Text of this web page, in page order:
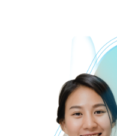
HỘI THẢO
CHÍNH 2023:
NHIỄM DO
HỘI THẢO ĐÁNH GIÁ
GIẢM THIỂU Ô NHIỄM
– 19/04/2023, Dự án